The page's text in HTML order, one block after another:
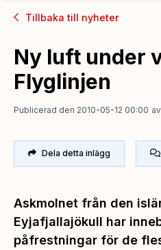
Tillbaka till nyheter
Ny luft under
Flyglinjen
Publicerad den 2010-05-12 00:00 av
Dela detta inlägg
Askmolnet från den
Eyjafjallajökull har
påfrestningar för de